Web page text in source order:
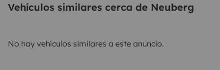
Vehículos similares cerca de Neuberg
No hay vehículos similares a este anuncio.